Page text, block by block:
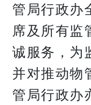
管局行政办
席及所有监
诚服务，为
并对推动物
管局行政办